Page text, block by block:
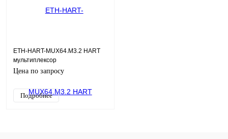
ETH-HART-MUX64.М3.2 HART
мультиплексор
ETH‑HART‑MUX64.M3
Цена по запросу
Подробнее